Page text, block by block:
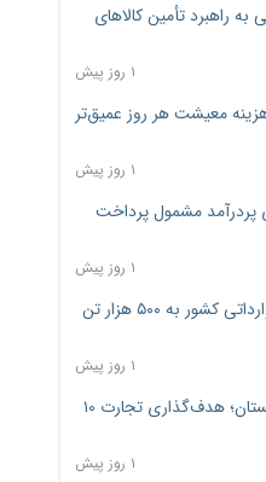
راهبرد تأمین کالاهای
۱ روز پیش
معیشت هر روز عمیق‌تر
۱ روز پیش
پردرآمد مشمول پرداخت
۱ روز پیش
پیش‌بینی افزایش تولید برنج؛ نیاز وارداتی کشور به ۵۰۰ هزار تن
۱ روز پیش
امضای تفاهم‌نامه تجاری ایران و پاکستان؛ هدف‌گذاری تجارت ۱۰
۱ روز پیش